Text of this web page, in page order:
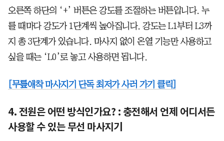
오른쪽 하단의 ‘+’ 버튼은 강도를 조절하는 버튼입니다. 누
를 때마다 강도가 1단계씩 높아집니다. 강도는 L1부터 L3까
지 총 3단계가 있습니다. 마사지 없이 온열 기능만 사용하고
싶을 때는 ‘L0’로 놓고 사용하면 됩니다.
[무릎애착 마사지기 단독 최저가 사러 가기 클릭]
4. 전원은 어떤 방식인가요? : 충전해서 언제 어디서든
사용할 수 있는 무선 마사지기